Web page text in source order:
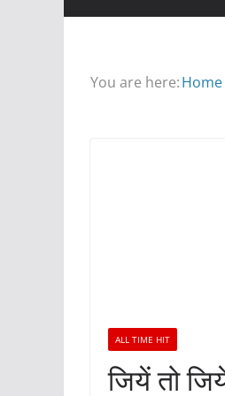
You are here:Home
ALL TIME HIT
जियें तो